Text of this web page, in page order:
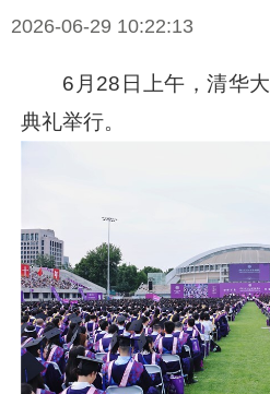
2026-06-29 10:22:13
6月28日上午，清华
典礼举行。